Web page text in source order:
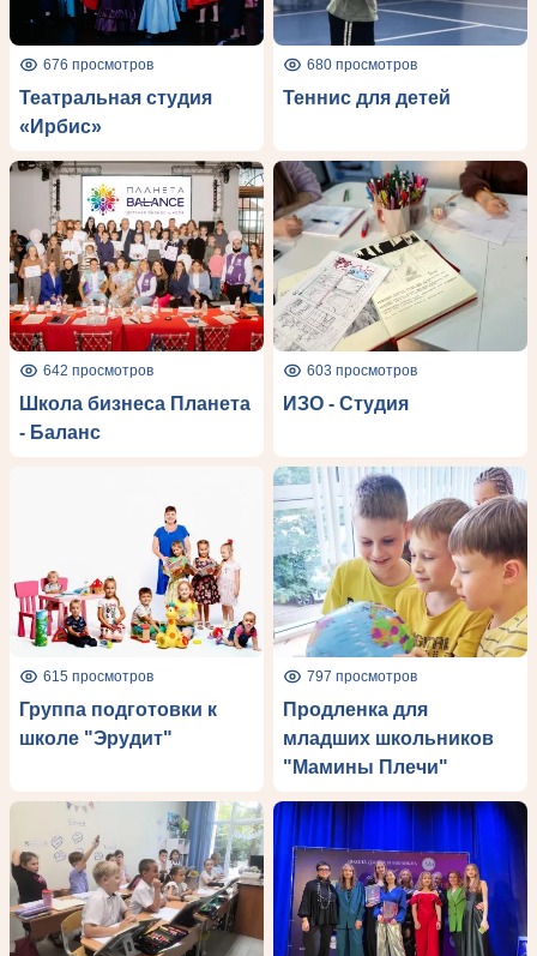
676 просмотров
Театральная студия
«Ирбис»
680 просмотров
Теннис для детей
642 просмотров
Школа бизнеса Планета
- Баланс
603 просмотров
ИЗО - Студия
615 просмотров
Группа подготовки к
школе "Эрудит"
797 просмотров
Продленка для
младших школьников
"Мамины Плечи"